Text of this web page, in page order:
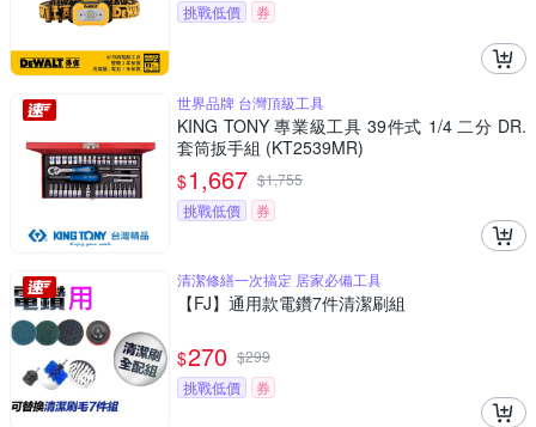
挑戰低價
券
世界品牌 台灣頂級工具
KING TONY 專業級工具 39件式 1/4 二分 DR.
套筒扳手組 (KT2539MR)
$1,667 $1,755
挑戰低價
券
清潔修繕一次搞定 居家必備工具
【FJ】通用款電鑽7件清潔刷組
$270 $299
挑戰低價
券